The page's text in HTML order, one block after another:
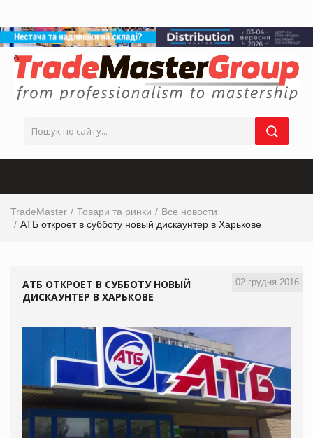
TradeMaster Товари та ринки
Все новости
АТБ откроет в субботу новый дискаунтер в Харькове
02 грудня 2016
АТБ ОТКРОЕТ В СУББОТУ НОВЫЙ
ДИСКАУНТЕР В ХАРЬКОВЕ